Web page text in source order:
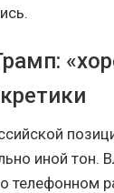
иной тон.
телефонном